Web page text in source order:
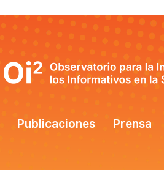
Publicaciones Prensa